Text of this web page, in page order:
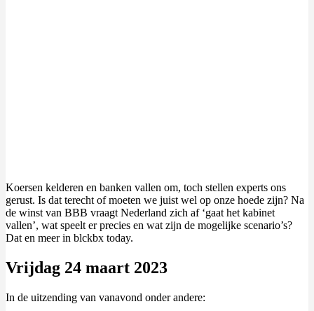
Koersen kelderen en banken vallen om, toch stellen experts ons
gerust. Is dat terecht of moeten we juist wel op onze hoede zijn? Na
de winst van BBB vraagt Nederland zich af ‘gaat het kabinet
vallen’, wat speelt er precies en wat zijn de mogelijke scenario’s?
Dat en meer in blckbx today.
Vrijdag 24 maart 2023
In de uitzending van vanavond onder andere: